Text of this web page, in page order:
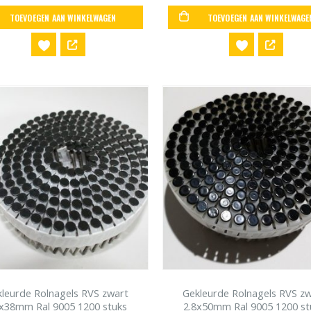
TOEVOEGEN AAN WINKELWAGEN TOEVOEGEN AAN
Rolnagels RVS zwart
Ral 9005 1200 stuks
Gekleurde Rolnagels RVS
2.8x50mm Ral 9005 1200